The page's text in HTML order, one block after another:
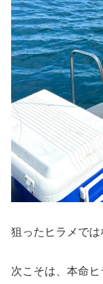
狙ったヒラメで
次こそは、本命